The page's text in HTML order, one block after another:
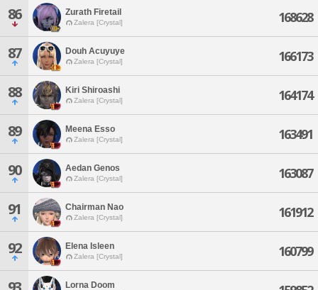
86 Zurath Firetail
Zalera [Crystal] 168628
87 Douh Acuyuye
Zalera [Crystal] 166173
88 Kiri Shiroashi
Zalera [Crystal] 164174
89 Meena Esso
Zalera [Crystal] 163491
90 Aedan Genos
Zalera [Crystal] 163087
91 Chairman Nao
Zalera [Crystal] 161912
92 Elena Isleen
Zalera [Crystal] 160799
Lorna Doom